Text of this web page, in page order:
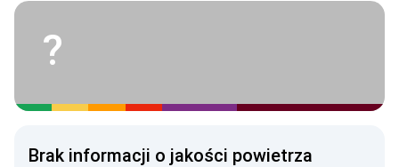
?
Brak informacji o jakości powietrza